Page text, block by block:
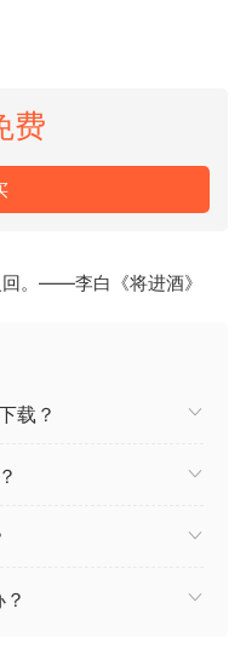
费
。——李白《将进酒》
载？